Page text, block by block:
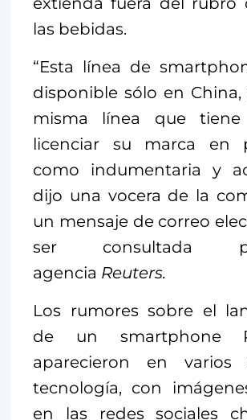
las bebidas.
“Esta línea de
disponible sólo en China,
misma línea que
licenciar su marca en
como indumentaria y
dijo una vocera de la
un mensaje de correo
ser consultada
agencia Reuters.
Los rumores sobre el
de un smartphone
aparecieron en varios
tecnología, con
en las redes sociales